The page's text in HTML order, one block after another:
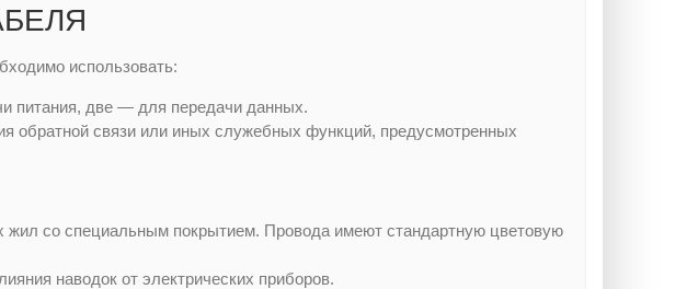
использовать:
питания, две — для передачи данных.
обратной связи или иных служебных функций, предусмотренных
со специальным покрытием. Провода имеют стандартную цветовую
наводок от электрических приборов.